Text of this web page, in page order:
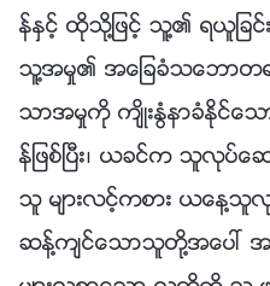
န္ႏွင့္ ထိုသို႔ျဖင့္ သူ႔၏ ရယူျခ
သူ႔အမႈ၏ အေျခခံသေဘာတ
သာအမႈကို က်ိဳးႏြံနာခံႏိုင္ေသ
န္ျဖစ္ၿပီး၊ ယခင္က သူလုပ္
သူ မ်ားလင့္ကစား ယေန႔သူ
ဆန္႔က်င္ေသာသူတို႔အေပၚ အ